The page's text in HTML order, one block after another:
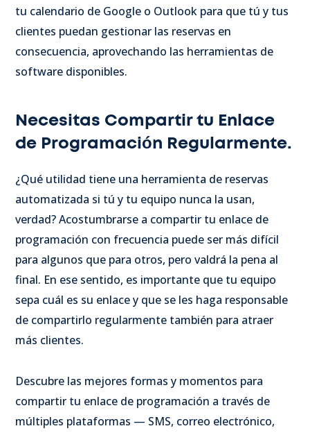
tu calendario de Google o Outlook para que tú y tus
clientes puedan gestionar las reservas en
consecuencia, aprovechando las herramientas de
software disponibles.
Necesitas Compartir tu Enlace
de Programación Regularmente.
¿Qué utilidad tiene una herramienta de reservas
automatizada si tú y tu equipo nunca la usan,
verdad? Acostumbrarse a compartir tu enlace de
programación con frecuencia puede ser más difícil
para algunos que para otros, pero valdrá la pena al
final. En ese sentido, es importante que tu equipo
sepa cuál es su enlace y que se les haga responsable
de compartirlo regularmente también para atraer
más clientes.
Descubre las mejores formas y momentos para
compartir tu enlace de programación a través de
múltiples plataformas — SMS, correo electrónico,